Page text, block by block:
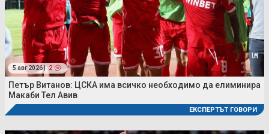
5 авг 2026 | 2
Петър Витанов: ЦСКА има всичко необходимо да елиминира
Макаби Тел Авив
ЕКСПЕРТЪТ ГОВОРИ